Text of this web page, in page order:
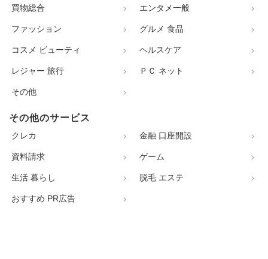
買物総合 エンタメ一般
ファッション グルメ 食品
コスメ ビューティ ヘルスケア
レジャー 旅行 ＰＣ ネット
その他
その他のサービス
クレカ 金融 口座開設
資料請求 ゲーム
生活 暮らし 脱毛 エステ
おすすめ PR広告